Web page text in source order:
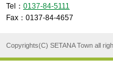
Tel： 0137-84-5111
Fax：0137-84-4657
Copyrights(C) SETANA Town all